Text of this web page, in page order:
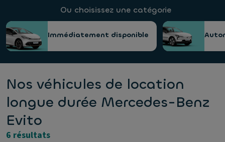
Ou choisissez une catégorie
Immédiatement disponible
Nos véhicules de location
longue durée Mercedes-Benz
Evito
6 résultats